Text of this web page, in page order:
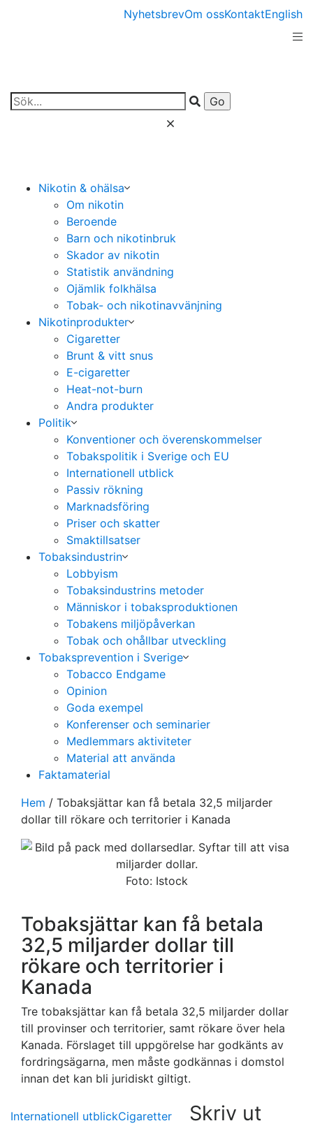
NyhetsbrevOm ossKontaktEnglish
Nikotin & ohälsa
Om nikotin
Beroende
Barn och nikotinbruk
Skador av nikotin
Statistik användning
Ojämlik folkhälsa
Tobak- och nikotinavvänjning
Nikotinprodukter
Cigaretter
Brunt & vitt snus
E-cigaretter
Heat-not-burn
Andra produkter
Politik
Konventioner och överenskommelser
Tobakspolitik i Sverige och EU
Internationell utblick
Passiv rökning
Marknadsföring
Priser och skatter
Smaktillsatser
Tobaksindustrin
Lobbyism
Tobaksindustrins metoder
Människor i tobaksproduktionen
Tobakens miljöpåverkan
Tobak och ohållbar utveckling
Tobaksprevention i Sverige
Tobacco Endgame
Opinion
Goda exempel
Konferenser och seminarier
Medlemmars aktiviteter
Material att använda
Faktamaterial
Hem / Tobaksjättar kan få betala 32,5 miljarder
dollar till rökare och territorier i Kanada
Foto: Istock
Tobaksjättar kan få betala
32,5 miljarder dollar till
rökare och territorier i
Kanada
Tre tobaksjättar kan få betala 32,5 miljarder dollar
till provinser och territorier, samt rökare över hela
Kanada. Förslaget till uppgörelse har godkänts av
fordringsägarna, men måste godkännas i domstol
innan det kan bli juridiskt giltigt.
Internationell utblickCigaretter Skriv ut